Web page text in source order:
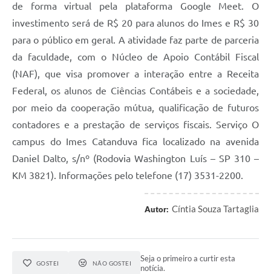
de forma virtual pela plataforma Google Meet. O
investimento será de R$ 20 para alunos do Imes e R$ 30
para o público em geral. A atividade faz parte de parceria
da faculdade, com o Núcleo de Apoio Contábil Fiscal
(NAF), que visa promover a interação entre a Receita
Federal, os alunos de Ciências Contábeis e a sociedade,
por meio da cooperação mútua, qualificação de futuros
contadores e a prestação de serviços fiscais. Serviço O
campus do Imes Catanduva fica localizado na avenida
Daniel Dalto, s/nº (Rodovia Washington Luís – SP 310 –
KM 3821). Informações pelo telefone (17) 3531-2200.
Autor: Cíntia Souza Tartaglia
GOSTEI NÃO GOSTEI
Seja o primeiro a curtir esta
notícia.